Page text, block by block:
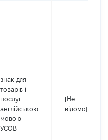
знак для
товарів і
послуг
англійською
мовою
УСОВ
[Не
відомо]